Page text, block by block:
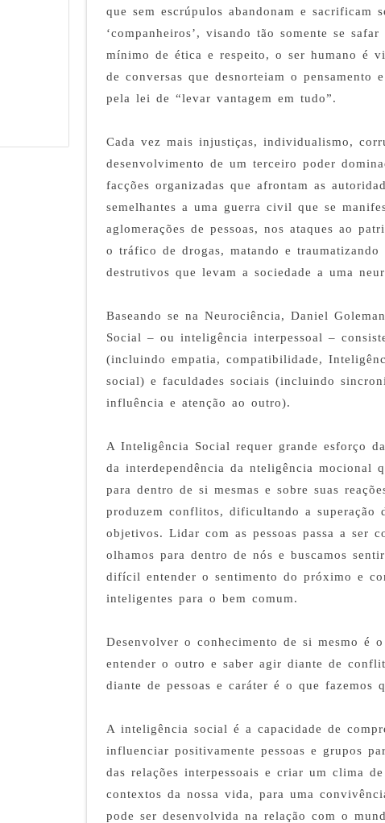
que sem escrúpulos abandonam e sacrificam
‘companheiros’, visando tão somente se
mínimo de ética e respeito, o ser humano é
de conversas que desnorteiam o pensamento
pela lei de “levar vantagem em tudo”.
Cada vez mais injustiças, individualismo,
desenvolvimento de um terceiro poder
facções organizadas que afrontam as
semelhantes a uma guerra civil que se
aglomerações de pessoas, nos ataques ao
o tráfico de drogas, matando e traumatizando
destrutivos que levam a sociedade a uma
Baseando se na Neurociência, Daniel
Social – ou inteligência interpessoal –
(incluindo empatia, compatibilidade,
social) e faculdades sociais (incluindo
influência e atenção ao outro).
A Inteligência Social requer grande esforço
da interdependência da nteligência mocional
para dentro de si mesmas e sobre suas
produzem conflitos, dificultando a superação
objetivos. Lidar com as pessoas passa a ser
olhamos para dentro de nós e buscamos
difícil entender o sentimento do próximo e
inteligentes para o bem comum.
Desenvolver o conhecimento de si mesmo é
entender o outro e saber agir diante de
diante de pessoas e caráter é o que fazemos
A inteligência social é a capacidade de
influenciar positivamente pessoas e grupos
das relações interpessoais e criar um clima
contextos da nossa vida, para uma
pode ser desenvolvida na relação com o